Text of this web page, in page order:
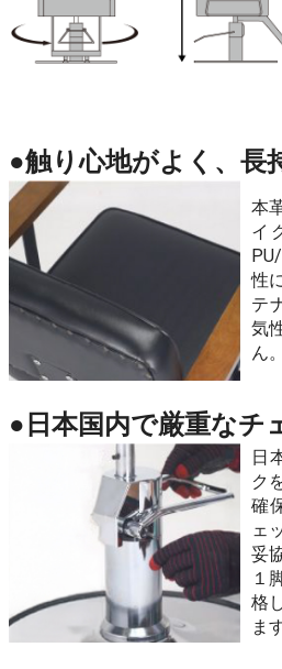
●触り心地がよく、長
本
イ
性
テ
気
ん。
●日本国内で厳重なチ
日
ク
確
ェ
妥
１
格
ま